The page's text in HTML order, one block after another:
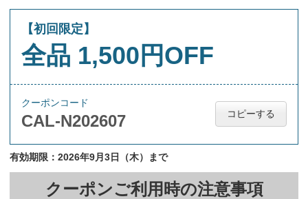
【初回限定】
全品 1,500円OFF
クーポンコード
CAL-N202607 コピーする
有効期限：2026年9月3日（木）まで
クーポンご利用時の注意事項